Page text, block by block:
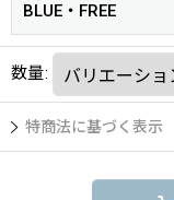
BLUE・FREE
数量:
特商法に基づく表示